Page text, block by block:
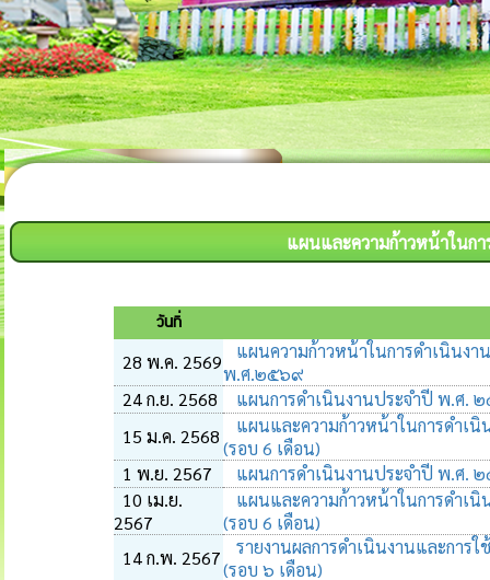
แผนและความก้าวหน้าในก
วันที่
28 พ.ค. 2569
แผนความก้าวหน้าในการดำเนินง
พ.ศ.๒๕๖๙
24 ก.ย. 2568
แผนการดำเนินงานประจำปี พ.ศ.
15 ม.ค. 2568
แผนและความก้าวหน้าในการดําเ
(รอบ 6 เดือน)
1 พ.ย. 2567
แผนการดำเนินงานประจำปี พ.ศ.
10 เม.ย.
2567
แผนและความก้าวหน้าในการดําเ
(รอบ 6 เดือน)
14 ก.พ. 2567
รายงานผลการดำเนินงานและกา
(รอบ ๖ เดือน)